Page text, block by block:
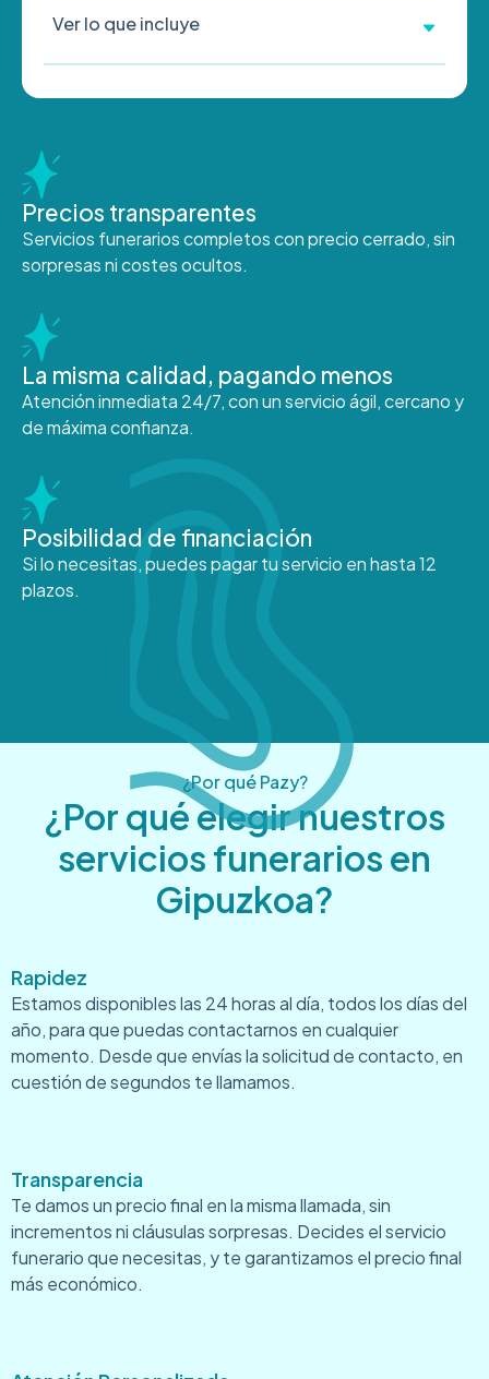
Ver lo que incluye
Precios transparentes
Servicios funerarios completos con precio cerrado, sin
sorpresas ni costes ocultos.
La misma calidad, pagando menos
Atención inmediata 24/7, con un servicio ágil, cercano y
de máxima confianza.
Posibilidad de financiación
Si lo necesitas, puedes pagar tu servicio en hasta 12
plazos.
¿Por qué Pazy?
¿Por qué elegir nuestros
servicios funerarios en
Gipuzkoa?
Rapidez
Estamos disponibles las 24 horas al día, todos los días del
año, para que puedas contactarnos en cualquier
momento. Desde que envías la solicitud de contacto, en
cuestión de segundos te llamamos.
Transparencia
Te damos un precio final en la misma llamada, sin
incrementos ni cláusulas sorpresas. Decides el servicio
funerario que necesitas, y te garantizamos el precio final
más económico.